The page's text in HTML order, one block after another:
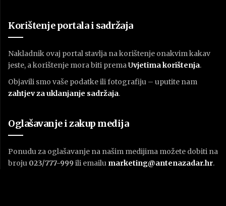
Korištenje portala i sadržaja
Nakladnik ovaj portal stavlja na korištenje onakvim kakav
jeste, a korištenje mora biti premaUvjetima korištenja.
Objavili smo vaše podatke ili fotografiju – uputite nam
zahtjev za uklanjanje sadržaja.
Oglašavanje i zakup medija
Ponudu za oglašavanje na našim medijima možete dobiti na
broju 023/777-999 ili emailu marketing@antenazadar.hr.